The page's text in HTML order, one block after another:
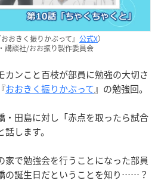
おきく振りかぶって』 公式X）
講談社/おお振り製作委員会
カンこと百枝が部員に勉強の大切さ
おおきく振りかぶって』の勉強回。
・田島に対し「赤点を取ったら試合
します。
家で勉強会を行うことになった部員
の誕生日だということを知り……？